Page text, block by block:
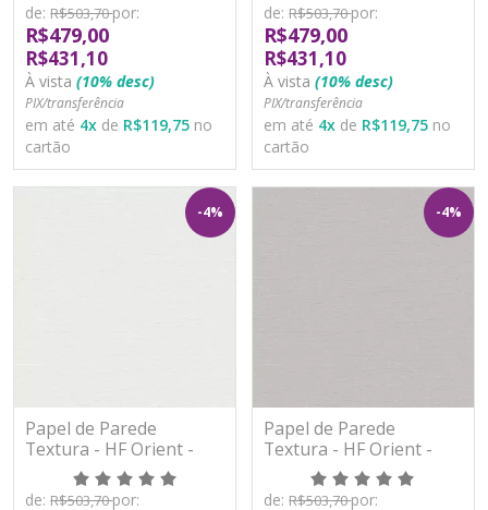
de: R$503,70por:
R$479,00
R$431,10
À vista (10% desc)
PIX/transferência
em até 4x de R$119,75 no
cartão
de: R$503,70por:
R$479,00
R$431,10
À vista (10% desc)
PIX/transferência
em até 4x de R$119,75 no
cartão
-4%
Papel de Parede
Textura - HF Orient -
121051 - Vinílico - TNT
de: R$503,70por:
-4%
Papel de Parede
Textura - HF Orient -
121052 - Vinílico - TNT
de: R$503,70por: